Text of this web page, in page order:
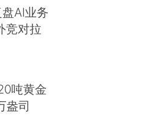
AI业务
竞对拉
吨黄金
盎司